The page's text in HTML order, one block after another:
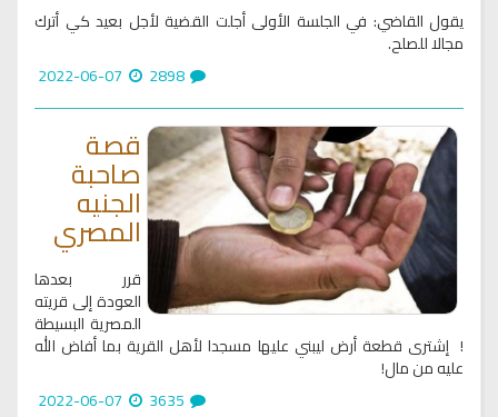
يقول القاضي: في الجلسة الأولى أجلت القضية لأجل بعيد كي أترك
مجالا للصلح.
قصة
صاحبة
الجنيه
المصري
قرر بعدها
العودة إلى قريته
المصرية البسيطة
! إشترى قطعة أرض ليبني عليها مسجدا لأهل القرية بما أفاض الله
عليه من مال!